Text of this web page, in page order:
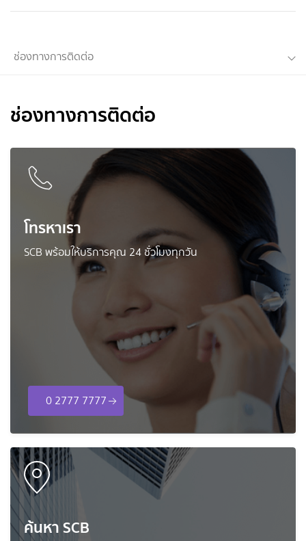
ช่องทางการติดต่อ
ช่องทางการติดต่อ
โทรหาเรา
SCB พร้อมให้บริการคุณ 24 ชั่วโมงทุกวัน
0 2777 7777
ค้นหา SCB